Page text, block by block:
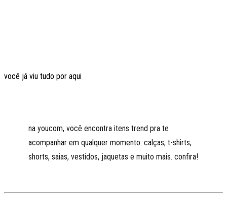
você já viu tudo por aqui
na youcom, você encontra itens trend pra te
acompanhar em qualquer momento. calças, t-shirts,
shorts, saias, vestidos, jaquetas e muito mais. confira!